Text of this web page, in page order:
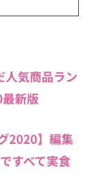
人気商品ラン
新版
2020】編集
すべて実食